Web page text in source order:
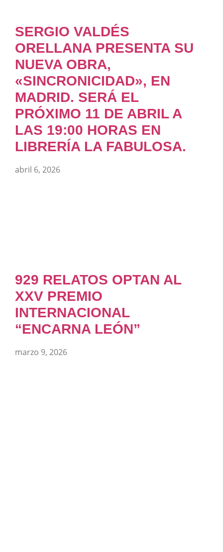
SERGIO VALDÉS
ORELLANA PRESENTA SU
NUEVA OBRA,
«SINCRONICIDAD», EN
MADRID. SERÁ EL
PRÓXIMO 11 DE ABRIL A
LAS 19:00 HORAS EN
LIBRERÍA LA FABULOSA.
abril 6, 2026
929 RELATOS OPTAN AL
XXV PREMIO
INTERNACIONAL
“ENCARNA LEÓN”
marzo 9, 2026